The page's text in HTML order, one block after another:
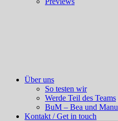
Über uns
So testen wir
Werde Teil des Teams
BuM – Bea und Manu
Kontakt / Get in touch